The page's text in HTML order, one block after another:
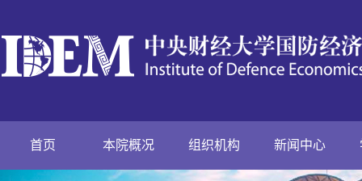
首页 本院概况 组织机构 新闻中心